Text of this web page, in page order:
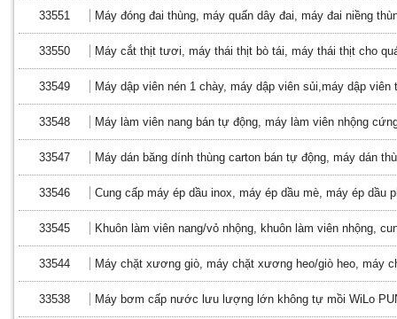
33551 Máy đóng đai thùng, máy quấn dây đai, máy đai niềng
33550 Máy cắt thịt tươi, máy thái thịt bò tái, máy thái thịt cho
33549 Máy dập viên nén 1 chày, máy dập viên sủi,máy dập viên
33548 Máy làm viên nang bán tự động, máy làm viên nhộng
33547 Máy dán băng dính thùng carton bán tự động, máy dán
33546 Cung cấp máy ép dầu inox, máy ép dầu mè, máy ép dầu
33545 Khuôn làm viên nang/vỏ nhộng, khuôn làm viên nhộng,
33544 Máy chặt xương giò, máy chặt xương heo/giò heo, máy
33538 Máy bơm cấp nước lưu lượng lớn không tự mồi WiLo